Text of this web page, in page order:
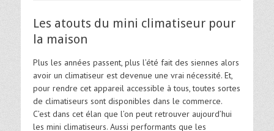
Les atouts du mini climatiseur pour
la maison
Plus les années passent, plus l’été fait des siennes alors
avoir un climatiseur est devenue une vrai nécessité. Et,
pour rendre cet appareil accessible à tous, toutes sortes
de climatiseurs sont disponibles dans le commerce.
C’est dans cet élan que l’on peut retrouver aujourd’hui
les mini climatiseurs. Aussi performants que les